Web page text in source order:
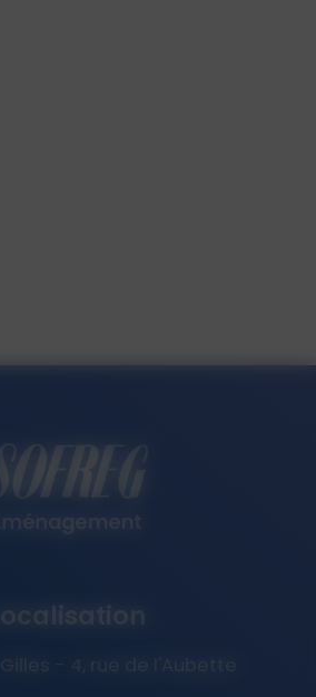
Localisation